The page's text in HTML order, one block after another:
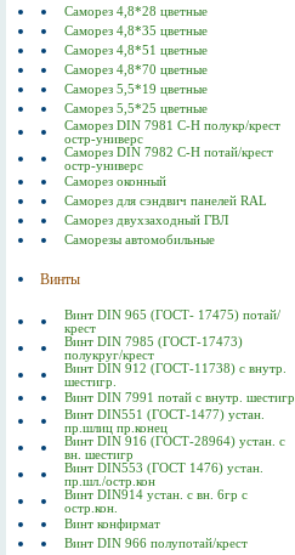
Саморез 4,8*28 цветные
Саморез 4,8*35 цветные
Саморез 4,8*51 цветные
Саморез 4,8*70 цветные
Саморез 5,5*19 цветные
Саморез 5,5*25 цветные
Саморез DIN 7981 C-Н полукр/крест
остр-универс
Саморез DIN 7982 C-Н потай/крест
остр-универс
Саморез оконный
Саморез для сэндвич панелей RAL
Саморез двухзаходный ГВЛ
Саморезы автомобильные
Винты
Винт DIN 965 (ГОСТ- 17475) потай/
крест
Винт DIN 7985 (ГОСТ-17473)
полукруг/крест
Винт DIN 912 (ГОСТ-11738) с внутр.
шестигр.
Винт DIN 7991 потай с внутр. шестигр.
Винт DIN551 (ГОСТ-1477) устан.
пр.шлиц пр.конец
Винт DIN 916 (ГОСТ-28964) устан. с
вн. шестигр
Винт DIN553 (ГОСТ 1476) устан.
пр.шл./остр.кон
Винт DIN914 устан. с вн. 6гр с
остр.кон.
Винт конфирмат
Винт DIN 966 полупотай/крест